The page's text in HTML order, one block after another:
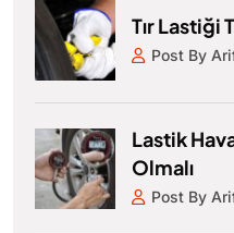
Tır Lastiği
Post By
Lastik
Olmalı
Post By